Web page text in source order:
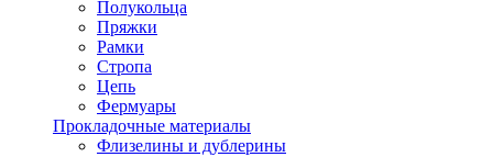
Полукольца
Пряжки
Рамки
Стропа
Цепь
Фермуары
Прокладочные материалы
Флизелины и дублерины